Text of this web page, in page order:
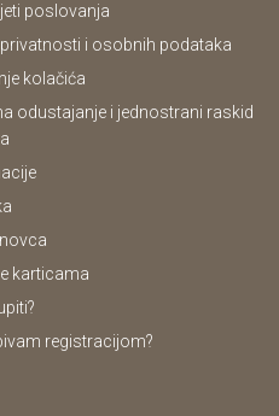
poslovanja
i osobnih podataka
kolačića
odustajanje i jednostrani raskid
karticama
registracijom?